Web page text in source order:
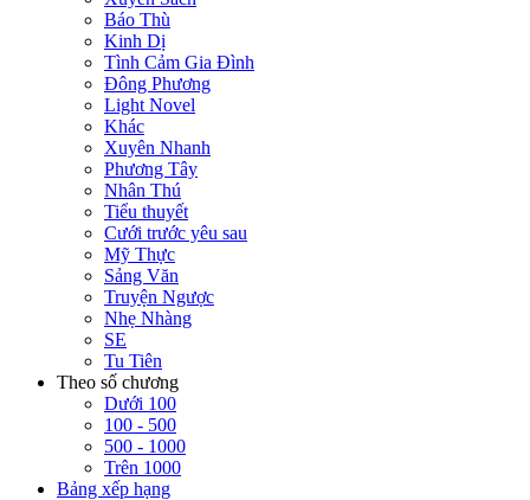
Báo Thù
Kinh Dị
Tình Cảm Gia Đình
Đông Phương
Light Novel
Khác
Xuyên Nhanh
Phương Tây
Nhân Thú
Tiểu thuyết
Cưới trước yêu sau
Mỹ Thực
Sảng Văn
Truyện Ngược
Nhẹ Nhàng
SE
Tu Tiên
Theo số chương
Dưới 100
100 - 500
500 - 1000
Trên 1000
Bảng xếp hạng